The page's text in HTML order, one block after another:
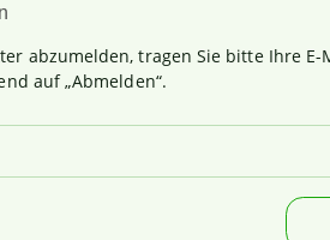
abzumelden, tragen Sie bitte Ihre
auf „Abmelden“.